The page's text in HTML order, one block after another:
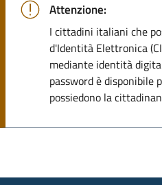
Attenzione:
I cittadini italiani che
d'Identità Elettronica
mediante identità
password è disponibile
possiedono la